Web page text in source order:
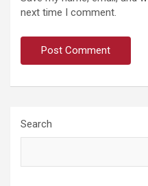
next time I comment.
Search